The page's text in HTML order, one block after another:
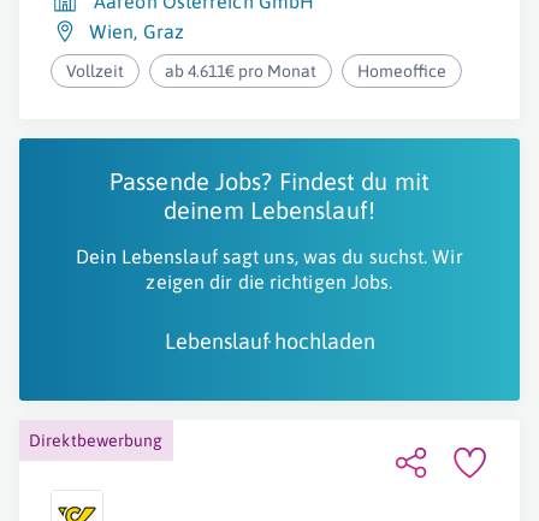
Wien, Graz
Vollzeit ab 4.611€ pro Monat Homeoffice
Passende Jobs? Findest du mit
deinem Lebenslauf!
Dein Lebenslauf sagt uns, was du suchst. Wir
zeigen dir die richtigen Jobs.
Lebenslauf hochladen
Direktbewerbung